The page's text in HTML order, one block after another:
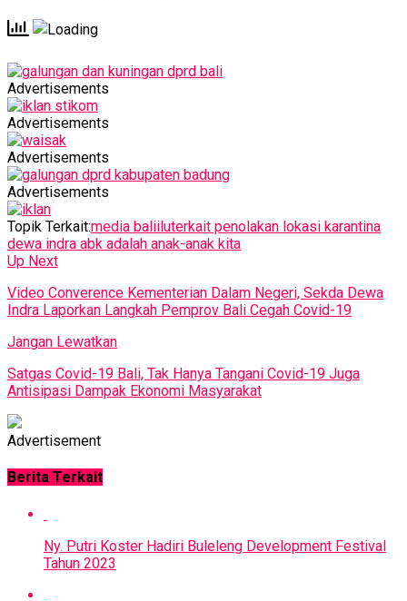
Advertisements
Advertisements
Advertisements
Advertisements
Topik Terkait:media baliiluterkait penolakan lokasi karantina
dewa indra abk adalah anak-anak kita
Up Next
Video Converence Kementerian Dalam Negeri, Sekda Dewa
Indra Laporkan Langkah Pemprov Bali Cegah Covid-19
Jangan Lewatkan
Satgas Covid-19 Bali, Tak Hanya Tangani Covid-19 Juga
Antisipasi Dampak Ekonomi Masyarakat
Advertisement
Berita Terkait
Ny. Putri Koster Hadiri Buleleng Development Festival
Tahun 2023